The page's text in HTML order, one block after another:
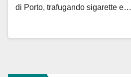
di Porto, trafugando sigarette e…